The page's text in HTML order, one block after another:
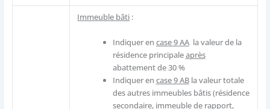
Immeuble bâti :
Indiquer en case 9 AAla valeur de la
résidence principaleaprès
abattement de 30 %
Indiquer en case 9 ABla valeur totale
des autres immeubles bâtis (résidence
secondaire, immeuble de rapport,